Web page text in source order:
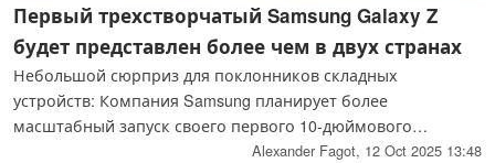
Первый трехстворчатый Samsung Galaxy Z
будет представлен более чем в двух странах
Небольшой сюрприз для поклонников складных
устройств: Компания Samsung планирует более
масштабный запуск своего первого 10-дюймового
планшета с двойным складыванием, чем предполагалось
Alexander Fagot, 12 Oct 2025 13:48